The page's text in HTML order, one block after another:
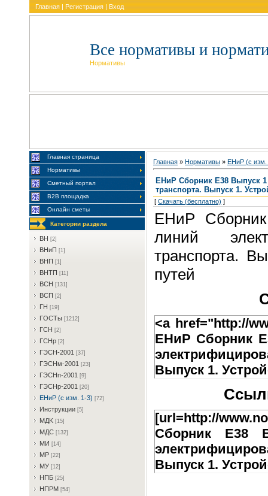
Главная | Регистрация | Вход
Все нормативы и
Нормативы
Главная страница
Нормативы
Сметный портал
В2В площадка
Онлайн сметы
Категории раздела
BH [2]
BHиП [1]
BHП [1]
BHTП [11]
BCH [131]
BCП [2]
ГH [19]
ГOCTы [1212]
ГCH [2]
ГCHp [2]
ГЭCH-2001 [37]
ГЭCHм-2001 [23]
ГЭCHп-2001 [9]
ГЭCHp-2001 [20]
EHиP (c изм. 1-3) [72]
Инcтpукции [5]
MДK [15]
MДC [132]
MИ [14]
MP [22]
MУ [12]
HПБ [25]
HПPM [54]
Главная » Нормативы » EHиP (c
ЕНиР Сборник Е38 Выпуск 1
транспорта. Выпуск 1.
[ Скачать (бесплатно) ]
ЕНиР
линий
транспорта.
путей
<a href="http://
ЕНиР Сборник
Выпуск 1.
[url=http://
Сборник Е38
Выпуск 1.